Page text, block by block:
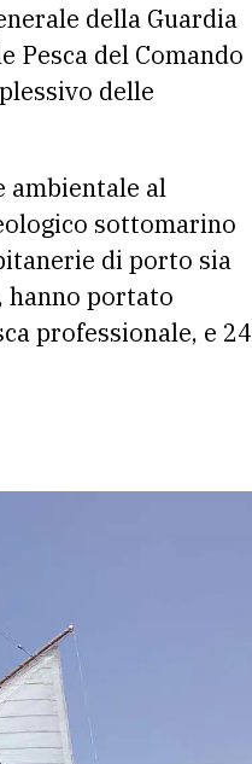
della Guardia
Pesca del Comando
delle
ambientale al
sottomarino
di porto sia
hanno portato
professionale, e 24